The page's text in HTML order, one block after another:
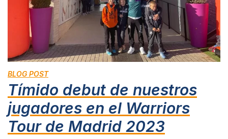
BLOG POST
Tímido debut de nuestros
jugadores en el Warriors
Tour de Madrid 2023